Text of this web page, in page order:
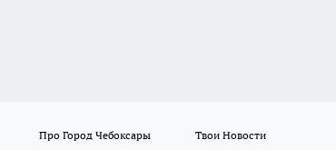
Про Город Чебоксары Твои Новости